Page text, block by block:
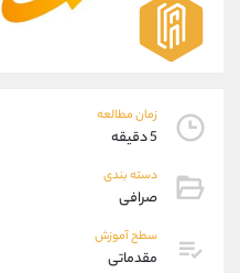
زمان مطالعه
5 دقیقه
دسته بندی
صرافی
سطح آموزش
مقدماتی
واتساپ
تلگرام
پشتیبان فروش
موبایل